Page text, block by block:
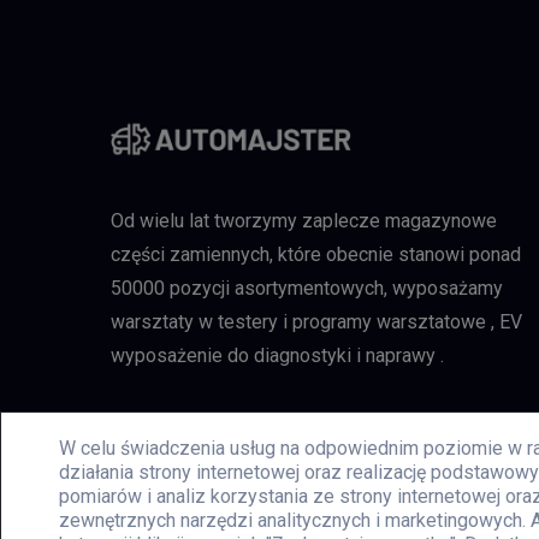
W celu świadczenia usług na odpowiednim poziomie
działania strony internetowej oraz realizację
pomiarów i analiz korzystania ze strony internetowej
zewnętrznych narzędzi analitycznych i
Od wielu lat tworzymy zaplecze magazynowe
części zamiennych, które obecnie stanowi ponad
50000 pozycji asortymentowych, wyposażamy
warsztaty w testery i programy warsztatowe , EV
wyposażenie do diagnostyki i naprawy .